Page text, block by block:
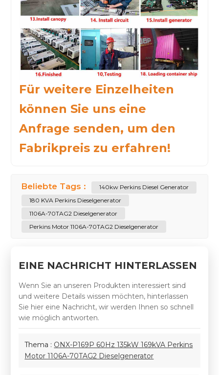
Für weitere Einzelheiten
können Sie uns eine
Anfrage senden, um den
Fabrikpreis zu erfahren!
Beliebte Tags :
140kw Perkins Diesel Generator
180 KVA Perkins Dieselgenerator
1106A-70TAG2 Dieselgenerator
Perkins Motor 1106A-70TAG2 Dieselgenerator
EINE NACHRICHT HINTERLASSEN
Wenn Sie an unseren Produkten interessiert sind
und weitere Details wissen möchten, hinterlassen
Sie hier eine Nachricht, wir werden Ihnen so schnell
wie möglich antworten.
Thema : ONX-P169P 60Hz 135kW 169kVA Perkins
Motor 1106A-70TAG2 Dieselgenerator